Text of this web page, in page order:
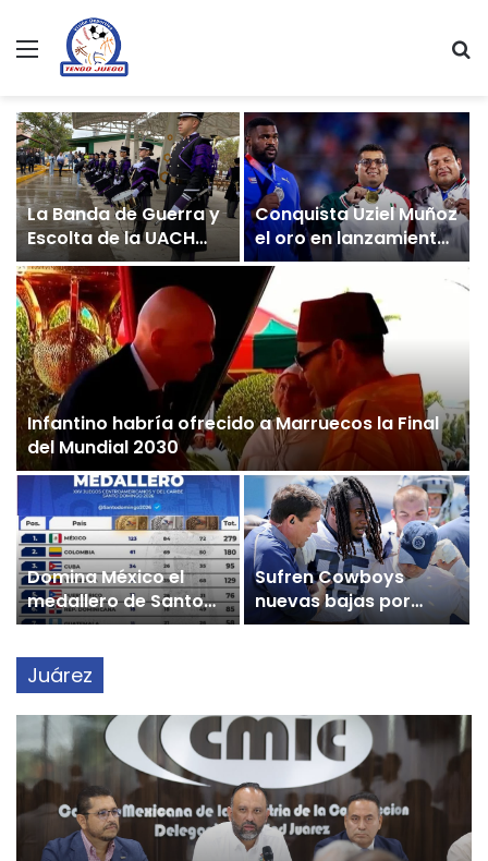
Menu
Infantino habría ofrecido a Marruecos la Final
del Mundial 2030
La Banda de Guerra y
Escolta de la UACH
abre sus puertas a
nuevos integrantes
Conquista Uziel Muñoz
el oro en lanzamiento
de bala en Santo
Domingo 2026
Domina México el
medallero de Santo
Domingo 2026
Sufren Cowboys
nuevas bajas por
lesión rumbo a la
Juárez